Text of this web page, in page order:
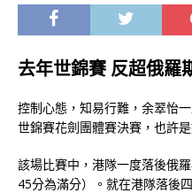
去年世錦賽 反超俄羅
控制心態，知易行難，余翠怡
世錦賽花劍團體賽決賽，也許
該場比賽中，港隊一度落後俄
45分為滿分）。就在港隊落後